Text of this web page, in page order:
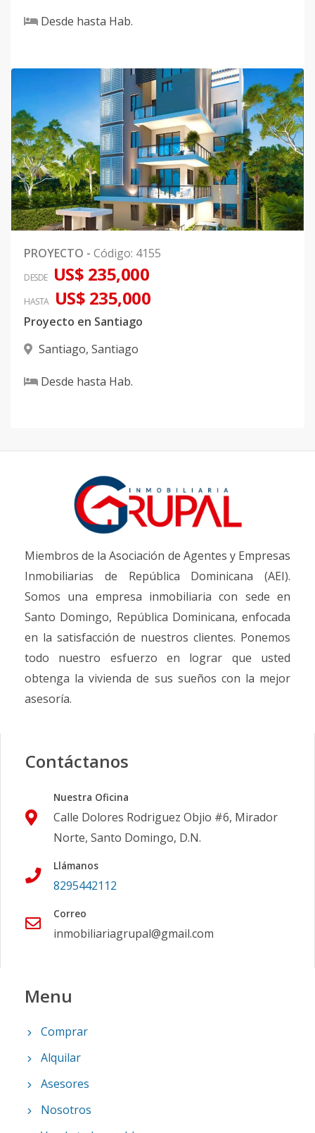
Desde hasta Hab.
PROYECTO - Código: 4155
DESDE US$ 235,000
HASTA US$ 235,000
Proyecto en Santiago
Santiago, Santiago
Desde hasta Hab.
Miembros de la Asociación de Agentes y Empresas
Inmobiliarias de República Dominicana (AEI).
Somos una empresa inmobiliaria con sede en
Santo Domingo, República Dominicana, enfocada
en la satisfacción de nuestros clientes. Ponemos
todo nuestro esfuerzo en lograr que usted
obtenga la vivienda de sus sueños con la mejor
asesoría.
Contáctanos
Nuestra Oficina
Calle Dolores Rodriguez Objio #6, Mirador
Norte, Santo Domingo, D.N.
Llámanos
8295442112
Correo
inmobiliariagrupal@gmail.com
Menu
Comprar
Alquilar
Asesores
Nosotros